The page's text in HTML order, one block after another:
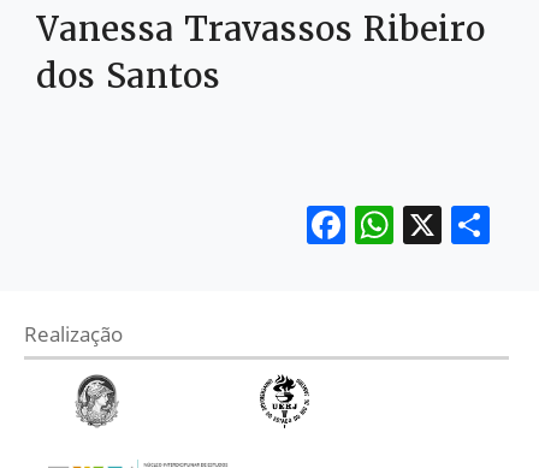
Vanessa Travassos Ribeiro
dos Santos
Facebook
X
Realização